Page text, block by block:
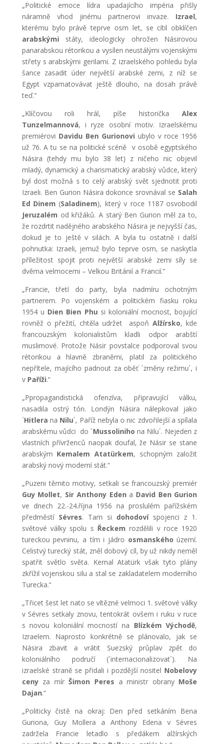
„Politické emoce lídra upadajícího impéria přišly
náramně vhod jinému partnerovi invaze. Izrael,
kterému bylo právě teprve osm let, se cítil obklíčen
arabskými státy, ideologicky ohrožen Násirovou
panarabskou rétorikou a vysílen neustálými vojenskými
střety s arabskými gerilami. Z izraelského pohledu byla
šance zasadit úder největší arabské zemi, z níž se
Egypt vzpamatovávat ještě dlouho, na dosah právě
teď.“
„Klíčovou roli hrál, píše historičkaAlex
Tunzelmannová, i ryze osobní motiv. Izraelskému
premiérovi Davidu Ben Gurionovi ubylo v roce 1956
už 76. A tu se na politické scéně v osobě egyptského
Násira (tehdy mu bylo 38 let) z ničeho nic objevil
mladý, dynamický a charismatický arabský vůdce, který
byl dost možná s to celý arabský svět sjednotit proti
Izraeli. Ben Gurion Násira dokonce srovnával se Salah
Ed Dinem (Saladinem), který v roce 1187 osvobodil
Jeruzalém od křižáků. A starý Ben Gurion měl za to,
že rozdrtit nadějného arabského Násira je nejvyšší čas,
dokud je to ještě v silách. A byla tu ostatně i další
pohnutka: Izraeli, jemuž bylo teprve osm, se naskytla
příležitost spojit proti největší arabské zemi síly se
dvěma velmocemi – Velkou Británií a Francií.“
„Francie, třetí do party, byla nadmíru ochotným
partnerem. Po vojenském a politickém fiasku roku
1954 u Dien Bien Phu si koloniální mocnost, bojující
rovněž o přežití, chtěla udržet aspoňAlžírsko, kde
francouzským kolonialistům kladli odpor arabští
muslimové. Protože Násir povstalce podporoval svou
rétorikou a hlavně zbraněmi, platil za politického
nepřítele, majícího padnout za oběť ´změny režimu´, i
v Paříži.“
„Ppropagandistická ofenzíva, připravující válku,
nasadila ostrý tón. Londýn Násira nálepkoval jako
´Hitlera na Nilu´, Paříž nebyla o nic zdvořilejší a spílala
arabskému vůdci do ´Mussoliniho na Nilu´. Nejeden z
vlastních přívrženců naopak doufal, že Násir se stane
arabským Kemalem Atatürkem, schopným založit
arabský nový moderní stát.“
„Puzeni těmito motivy, setkali se francouzský premiér
Guy Mollet, Sir Anthony Eden a David Ben Gurion
ve dnech 22.-24.října 1956 na proslulém pařížském
předměstí Sévres. Tam si dohodoví spojenci z 1.
světové války spolu s Řeckem rozdělili v roce 1920
tureckou pevninu, a tím i jádro osmanského území.
Celistvý turecký stát, zněl dobový cíl, by už nikdy neměl
spatřit světlo světa. Kemal Atatürk však tyto plány
zkřížil vojenskou silu a stal se zakladatelem moderního
Turecka.“
„Třicet šest let nato se vítězné velmoci 1. světové války
v Sévres setkaly znovu, tentokrát ovšem i ruku v ruce
s novou koloniální mocností na Blízkém Východě,
Izraelem. Naprosto konkrétně se plánovalo, jak se
Násira zbavit a vrátit Suezský průplav zpět do
koloniálního područí (´internacionalizovat´). Na
izraelské straně se přidali i pozdější nositel Nobelovy
cenyza mírŠimon Peres a ministr obrany Moše
Dajan.“
„Politicky čistě na okraj: Den před setkáním Bena
Guriona, Guy Mollera a Anthony Edena v Sévres
zadržela Francie letadlo s předákem alžírských